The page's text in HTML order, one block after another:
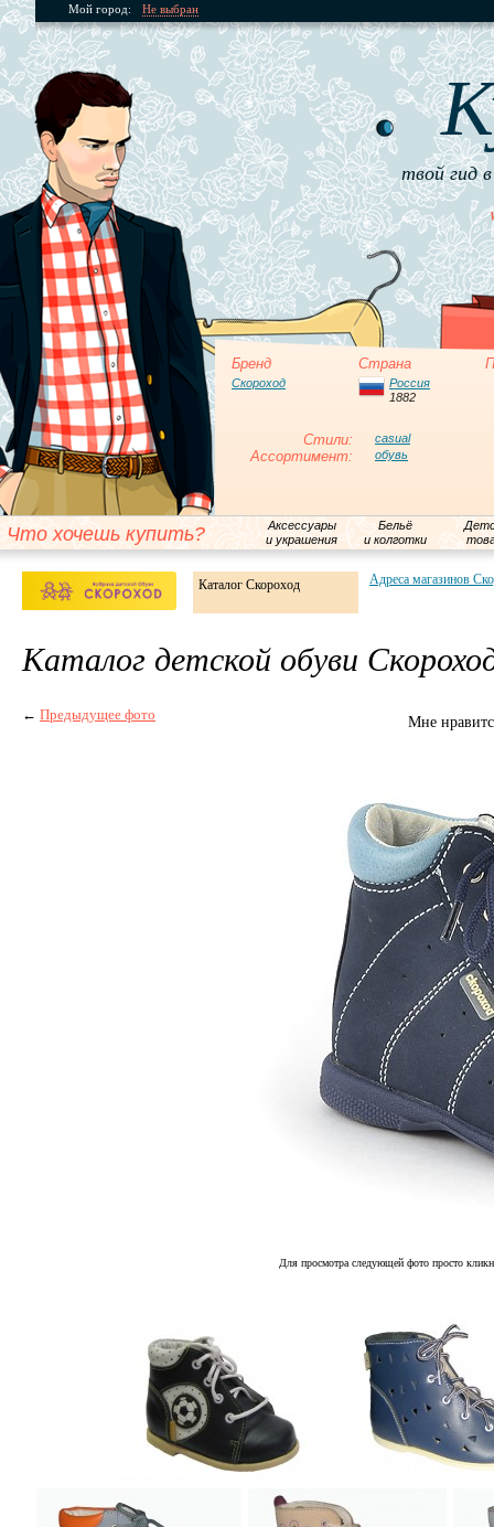
Мой город: Не выбран
твой гид
Бренд Страна
Скороход
Россия
1882
Стили: casual
Ассортимент: обувь
Что хочешь купить?
Аксессуары
и украшения
Бельё
и колготки
Каталог Скороход Адреса магазинов
Каталог детской обуви
← Предыдущее фото Мне
Для просмотра следующей фото просто